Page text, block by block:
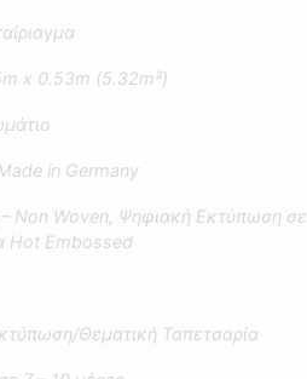
x 0.53m (5.32m²)
in Germany
Non Woven, Ψηφιακή Εκτύπωση σε
Hot Embossed
Θεματική Ταπετσαρία